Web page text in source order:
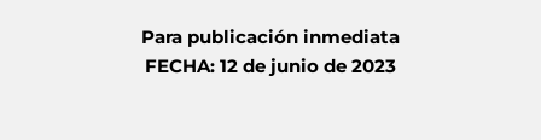
Para publicación inmediata
FECHA: 12 de junio de 2023